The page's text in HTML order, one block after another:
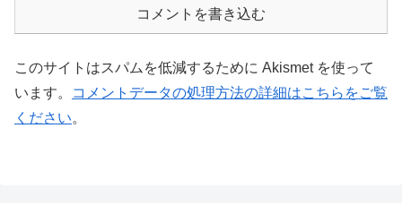
コメントを書き込む
このサイトはスパムを低減するために Akismet を使って
います。
コメントデータの処理方法の詳細はこちらをご覧
ください。